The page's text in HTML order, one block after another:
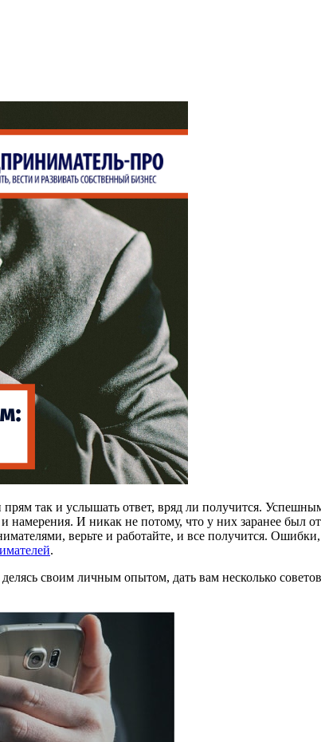
так и услышать ответ, вряд ли получится.
намерения. И никак не потому, что у них заранее был
верьте и работайте, и все получится.
.
своим личным опытом, дать вам несколько